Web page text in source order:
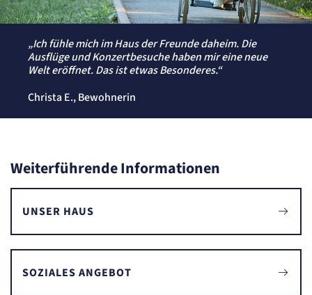
„Ich fühle mich im Haus der Freunde daheim. Die
Ausflüge und Konzertbesuche haben mir eine neue
Welt eröffnet. Das ist etwas Besonderes.“
Christa E., Bewohnerin
Weiterführende Informationen
UNSER HAUS
SOZIALES ANGEBOT